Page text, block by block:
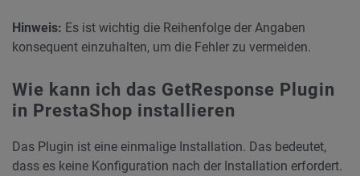
Hinweis: Es ist wichtig die Reihenfolge der Angaben
konsequent einzuhalten, um die Fehler zu vermeiden.
Wie kann ich das GetResponse Plugin
in PrestaShop installieren
Das Plugin ist eine einmalige Installation. Das bedeutet,
dass es keine Konfiguration nach der Installation erfordert.